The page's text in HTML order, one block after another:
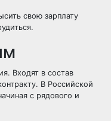
свою зарплату
Входят в состав
В Российской
с рядового и